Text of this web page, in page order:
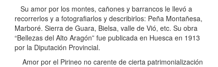
Su amor por los montes, cañones y barrancos le llevó a
recorrerlos y a fotografiarlos y describirlos: Peña Montañesa,
Marboré. Sierra de Guara, Bielsa, valle de Vió, etc. Su obra
“Bellezas del Alto Aragón” fue publicada en Huesca en 1913
por la Diputación Provincial.
Amor por el Pirineo no carente de cierta patrimonialización